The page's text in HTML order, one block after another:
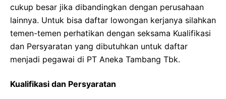
cukup besar jika dibandingkan dengan perusahaan
lainnya. Untuk bisa daftar lowongan kerjanya silahkan
temen-temen perhatikan dengan seksama Kualifikasi
dan Persyaratan yang dibutuhkan untuk daftar
menjadi pegawai di PT Aneka Tambang Tbk.
Kualifikasi dan Persyaratan